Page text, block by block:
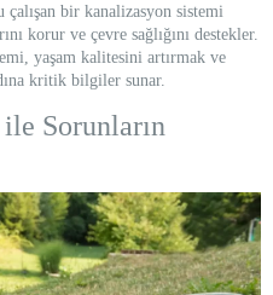
çalışan bir kanalizasyon sistemi
korur ve çevre sağlığını destekler.
yaşam kalitesini artırmak ve
kritik bilgiler sunar.
Sorunların